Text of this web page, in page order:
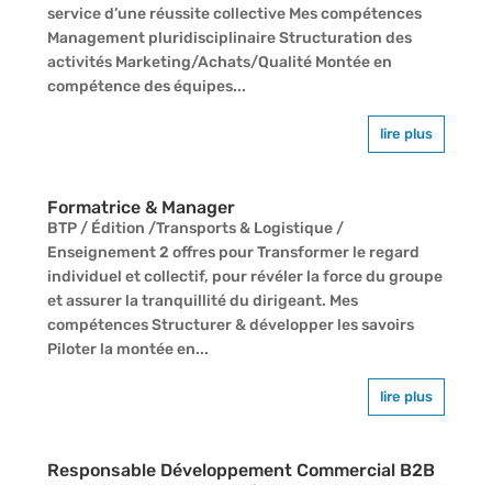
service d’une réussite collective Mes compétences
Management pluridisciplinaire Structuration des
activités Marketing/Achats/Qualité Montée en
compétence des équipes...
lire plus
Formatrice & Manager
BTP / Édition /Transports & Logistique /
Enseignement 2 offres pour Transformer le regard
individuel et collectif, pour révéler la force du groupe
et assurer la tranquillité du dirigeant. Mes
compétences Structurer & développer les savoirs
Piloter la montée en...
lire plus
Responsable Développement Commercial B2B